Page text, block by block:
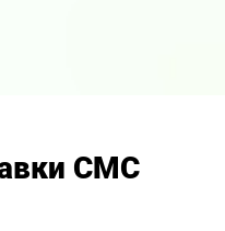
СМС